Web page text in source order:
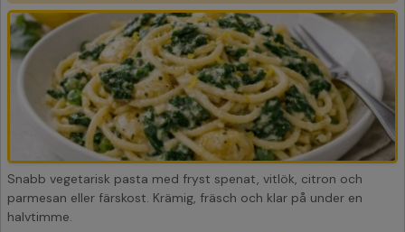
Snabb vegetarisk pasta med fryst spenat, vitlök, citron och
parmesan eller färskost. Krämig, fräsch och klar på under en
halvtimme.